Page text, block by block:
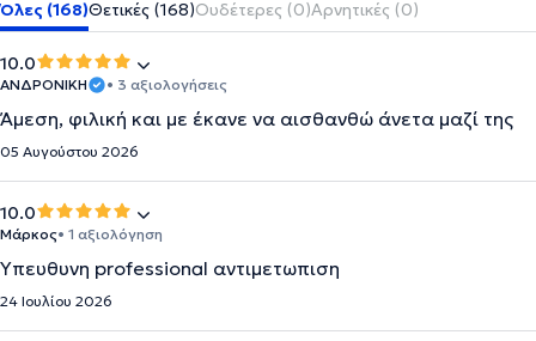
Όλες (168)Θετικές (168)Ουδέτερες (0)Αρνητικές (0)
10.0
ΑΝΔΡΟΝΙΚΗ • 3 αξιολογήσεις
Άμεση, φιλική και με έκανε να αισθανθώ άνετα μαζί της
05 Αυγούστου 2026
10.0
Μάρκος• 1 αξιολόγηση
Υπευθυνη professional αντιμετωπιση
24 Ιουλίου 2026